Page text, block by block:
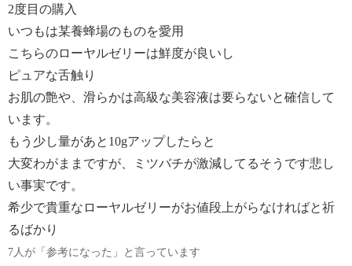
2度目の購入
いつもは某養蜂場のものを愛用
こちらのローヤルゼリーは鮮度が良いし
ピュアな舌触り
お肌の艶や、滑らかは高級な美容液は要らないと確信して
います。
もう少し量があと10gアップしたらと
大変わがままですが、ミツバチが激減してるそうです悲し
い事実です。
希少で貴重なローヤルゼリーがお値段上がらなければと祈
るばかり
7人が「参考になった」と言っています